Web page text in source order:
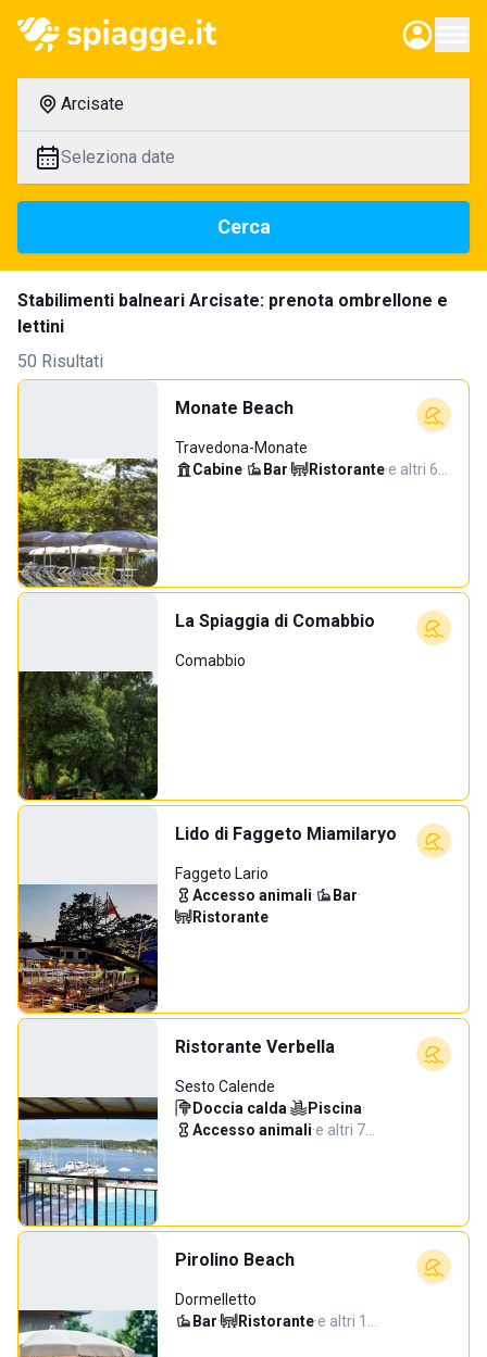
Arcisate
Seleziona date
Cerca
Stabilimenti balneari Arcisate: prenota ombrellone e
lettini
50 Risultati
Monate Beach
Travedona-Monate
Cabine· Bar· Ristorante·e altri 6…
La Spiaggia di Comabbio
Comabbio
Lido di Faggeto Miamilaryo
Faggeto Lario
Accesso animali· Bar·
Ristorante
Ristorante Verbella
Sesto Calende
Doccia calda· Piscina·
Accesso animali·e altri 7…
Pirolino Beach
Dormelletto
Bar· Ristorante·e altri 1…